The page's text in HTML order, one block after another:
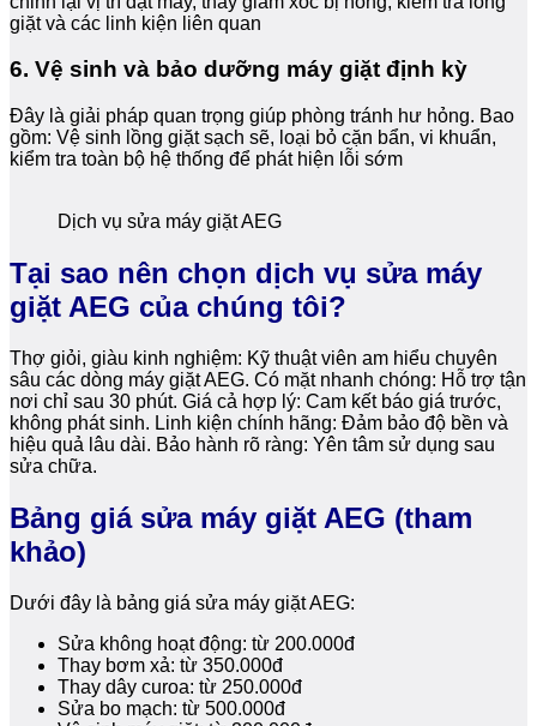
giặt và các linh kiện liên quan
6. Vệ sinh và bảo dưỡng máy giặt định kỳ
Đây là giải pháp quan trọng giúp phòng tránh hư hỏng. Bao
gồm: Vệ sinh lồng giặt sạch sẽ, loại bỏ cặn bẩn, vi khuẩn,
kiểm tra toàn bộ hệ thống để phát hiện lỗi sớm
Dịch vụ sửa máy giặt AEG
Tại sao nên chọn dịch vụ sửa máy
giặt AEG của chúng tôi?
Thợ giỏi, giàu kinh nghiệm: Kỹ thuật viên am hiểu chuyên
sâu các dòng máy giặt AEG. Có mặt nhanh chóng: Hỗ trợ tận
nơi chỉ sau 30 phút. Giá cả hợp lý: Cam kết báo giá trước,
không phát sinh. Linh kiện chính hãng: Đảm bảo độ bền và
hiệu quả lâu dài. Bảo hành rõ ràng: Yên tâm sử dụng sau
sửa chữa.
Bảng giá sửa máy giặt AEG (tham
khảo)
Dưới đây là bảng giá sửa máy giặt AEG:
Sửa không hoạt động: từ 200.000đ
Thay bơm xả: từ 350.000đ
Thay dây curoa: từ 250.000đ
Sửa bo mạch: từ 500.000đ